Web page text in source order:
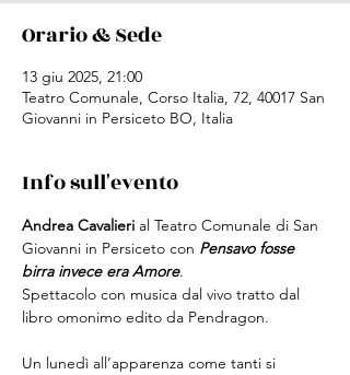
Orario & Sede
13 giu 2025, 21:00
Teatro Comunale, Corso Italia, 72, 40017 San
Giovanni in Persiceto BO, Italia
Info sull'evento
Andrea Cavalieri al Teatro Comunale di San
Giovanni in Persiceto con Pensavo fosse
birra invece era Amore.
Spettacolo con musica dal vivo tratto dal
libro omonimo edito da Pendragon.
Un lunedì all’apparenza come tanti si